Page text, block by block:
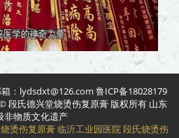
：lydsdxt@126.com 鲁ICP备18028179
段氏德兴堂烧烫伤复原膏 版权所有 山东
非物质文化遗产
烧烫伤复原膏临沂工业园医院段氏烧烫伤